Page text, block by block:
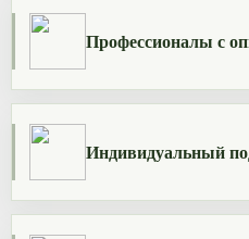
Профессионалы с
Индивидуальный